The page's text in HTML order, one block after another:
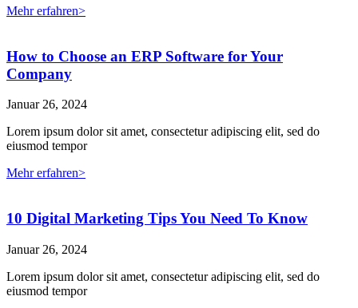
Mehr erfahren>
How to Choose an ERP Software for Your
Company
Januar 26, 2024
Lorem ipsum dolor sit amet, consectetur adipiscing elit, sed do
eiusmod tempor
Mehr erfahren>
10 Digital Marketing Tips You Need To Know
Januar 26, 2024
Lorem ipsum dolor sit amet, consectetur adipiscing elit, sed do
eiusmod tempor